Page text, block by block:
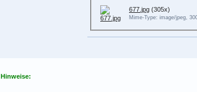
677.jpg (305x)
Mime-Type: image/jpeg,
Hinweise: